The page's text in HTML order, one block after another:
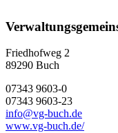
Friedhofweg 2
89290 Buch
07343 9603-0
07343 9603-23
info@vg-buch.de
www.vg-buch.de/